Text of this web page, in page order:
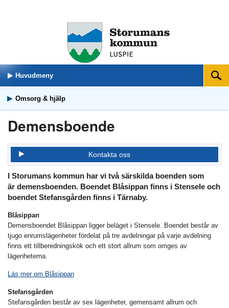
Huvudmeny Sök
Omsorg & hjälp
Demensboende
Kontakta oss
I Storumans kommun har vi två särskilda boenden som
är demensboenden. Boendet Blåsippan finns i Stensele och
boendet Stefansgården finns i Tärnaby.
Blåsippan
Demensboendet Blåsippan ligger beläget i Stensele. Boendet består av
tjugo enrumslägenheter fördelat på tre avdelningar på varje avdelning
finns ett tillberedningskök och ett stort allrum som omges av
lägenheterna.
Läs mer om Blåsippan
Stefansgården
Stefansgården består av sex lägenheter, gemensamt allrum och